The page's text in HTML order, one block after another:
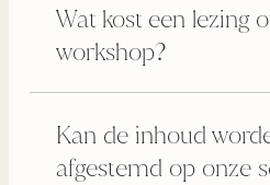
Wat kost een lezing
workshop?
Kan de inhoud
afgestemd op onze